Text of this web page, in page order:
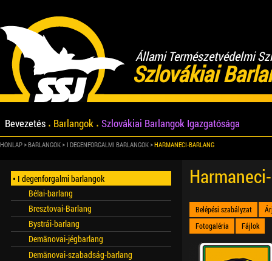
Állami Természetvédelmi
Szlovákiai
Bevezetés Barlangok Szlovákiai Barlangok Igazgatósága
HONLAP BARLANGOK I DEGENFORGALMI BARLANGOK HARMANECI-BARLANG
Belépési szabályzat
Fotogaléria
Fájlok
I degenforgalmi barlangok
Bélai-barlang
Bresztovai-Barlang
Bystrái-barlang
Demänovai-jégbarlang
Demänovai-szabadság-barlang